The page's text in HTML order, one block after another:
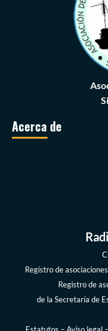
Acerca de
Registro de
Registro de
de la Secretaría de
Estatutos – Aviso legal –